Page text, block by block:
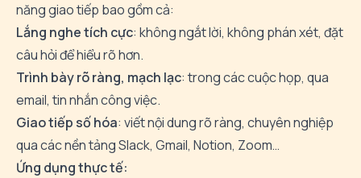
năng giao tiếp bao gồm cả:
Lắng nghe tích cực: không ngắt lời, không phán xét, đặt
câu hỏi để hiểu rõ hơn.
Trình bày rõ ràng, mạch lạc: trong các cuộc họp, qua
email, tin nhắn công việc.
Giao tiếp số hóa: viết nội dung rõ ràng, chuyên nghiệp
qua các nền tảng Slack, Gmail, Notion, Zoom…
Ứng dụng thực tế: